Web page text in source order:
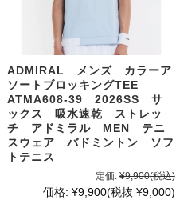
ADMIRAL メンズ カラーア
ソートブロッキングTEE
ATMA608-39 2026SS サ
ックス 吸水速乾 ストレッ
チ アドミラル MEN テニ
スウェア バドミントン ソフ
トテニス
定価: ¥9,900(税込)
価格: ¥9,900(税抜 ¥9,000)